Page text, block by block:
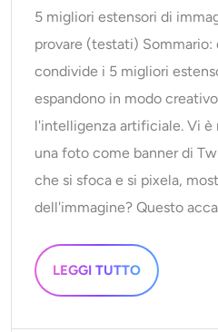
Ricolorazione AI
Generatore di immagini con
Cambio vestiti
Bambino AI
5 migliori estensori di
provare (testati)
condivide i 5 migliori
espandono in modo
l'intelligenza artificiale. Vi è
una foto come banner di
che si sfoca e si pixela,
dell'immagine? Questo
LEGGI TUTTO